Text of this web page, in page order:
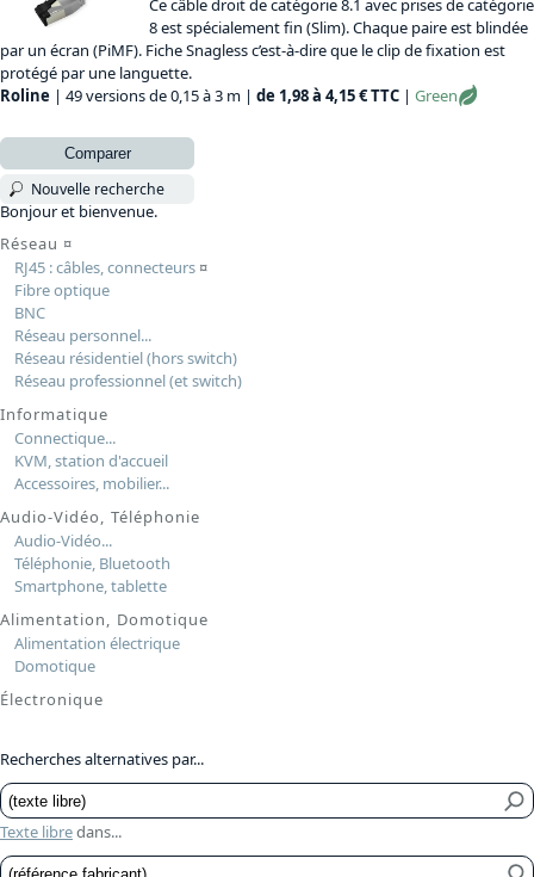
Ce câble droit de catégorie 8.1 avec prises de catégorie
8 est spécialement fin (Slim). Chaque paire est blindée
par un écran (PiMF). Fiche Snagless c’est-à-dire que le clip de fixation est
protégé par une languette.
Roline | 49 versions de 0,15 à 3 m | de 1,98 à 4,15 € TTC | Green
Comparer
Nouvelle recherche
Bonjour et bienvenue.
Réseau ¤
RJ45 : câbles, connecteurs¤
Fibre optique
BNC
Réseau personnel...
Réseau résidentiel (hors switch)
Réseau professionnel (et switch)
Informatique
Connectique...
KVM, station d'accueil
Accessoires, mobilier...
Audio-Vidéo, Téléphonie
Audio-Vidéo...
Téléphonie, Bluetooth
Smartphone, tablette
Alimentation, Domotique
Alimentation électrique
Domotique
Électronique
Recherches alternatives par...
Texte libredans...